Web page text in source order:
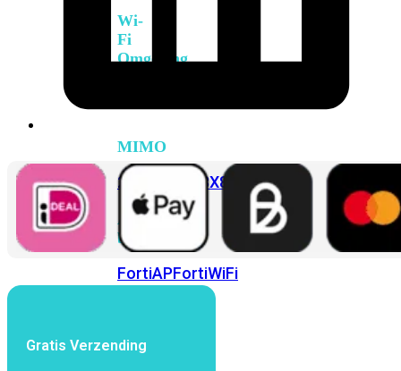
Wi-
Fi
Omgeving
MIMO
2X2 8X8
Alles
bekijken
FortiAPFortiWiFi
met
Gratis Verzending